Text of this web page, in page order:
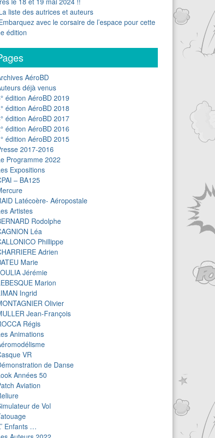
liste des autrices et auteurs
avec le corsaire de l’espace pour cette
édition
AéroBD
déjà venus
édition AéroBD 2019
édition AéroBD 2018
édition AéroBD 2017
édition AéroBD 2016
édition AéroBD 2015
2017-2016
Programme 2022
Expositions
– BA125
Latécoère- Aéropostale
Artistes
Rodolphe
Léa
Phillippe
Adrien
Marie
Jérémie
Marion
Ingrid
Olivier
Jean-François
Régis
Animations
VR
de Danse
Années 50
Aviation
de Vol
Enfants …